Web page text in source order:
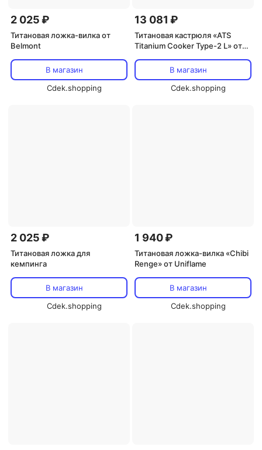
2 025 ₽
Титановая ложка-вилка от
Belmont
В магазин
Cdek.shopping
13 081 ₽
Титановая кастрюля «ATS
Titanium Cooker Type-2 L» от
В магазин
Cdek.shopping
2 025 ₽
Титановая ложка для
кемпинга
В магазин
Cdek.shopping
1 940 ₽
Титановая ложка-вилка «Chibi
Renge» от Uniflame
В магазин
Cdek.shopping